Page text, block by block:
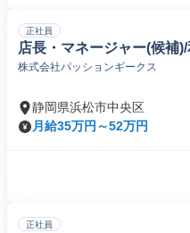
正社員
店長・マネージャー(候補
株式会社パッションギークス
静岡県浜松市中央区
月給35万円～52万円
正社員